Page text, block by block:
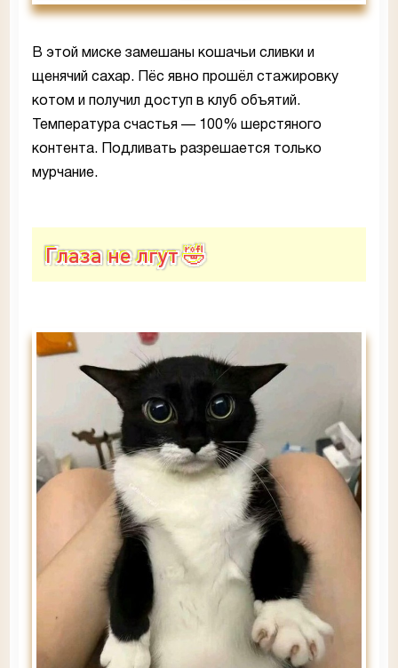
В этой миске замешаны кошачьи сливки и
щенячий сахар. Пёс явно прошёл стажировку
котом и получил доступ в клуб объятий.
Температура счастья — 100% шерстяного
контента. Подливать разрешается только
мурчание.
Глаза не лгут 🤣